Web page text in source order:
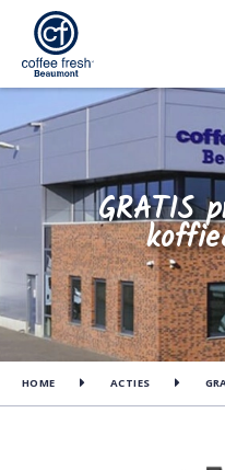
GRATIS
HOME ACTIES